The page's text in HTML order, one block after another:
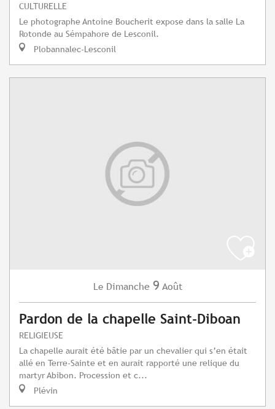
CULTURELLE
Le photographe Antoine Boucherit expose dans la salle La
Rotonde au Sémpahore de Lesconil.
Plobannalec-Lesconil
Le Dimanche 9 Août
Pardon de la chapelle Saint-Diboan
RELIGIEUSE
La chapelle aurait été bâtie par un chevalier qui s’en était
allé en Terre-Sainte et en aurait rapporté une relique du
martyr Abibon. Procession et c...
Plévin